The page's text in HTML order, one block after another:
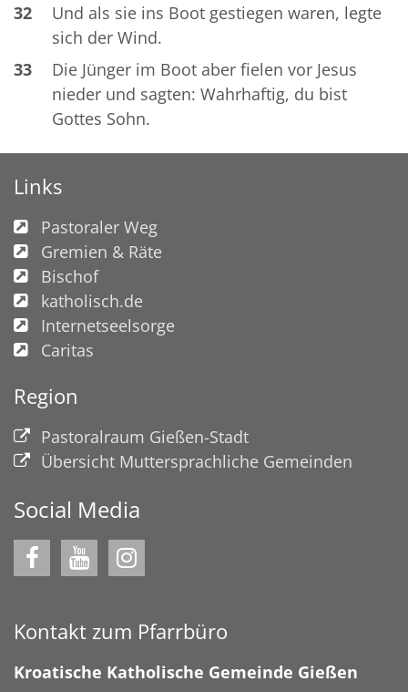
32
Und als sie ins Boot gestiegen waren, legte
sich der Wind.
33
Die Jünger im Boot aber fielen vor Jesus
nieder und sagten: Wahrhaftig, du bist
Gottes Sohn.
Links
Pastoraler Weg
Gremien & Räte
Bischof
katholisch.de
Internetseelsorge
Caritas
Region
Pastoralraum Gießen-Stadt
Übersicht Muttersprachliche Gemeinden
Social Media
Kontakt zum Pfarrbüro
Kroatische Katholische Gemeinde Gießen